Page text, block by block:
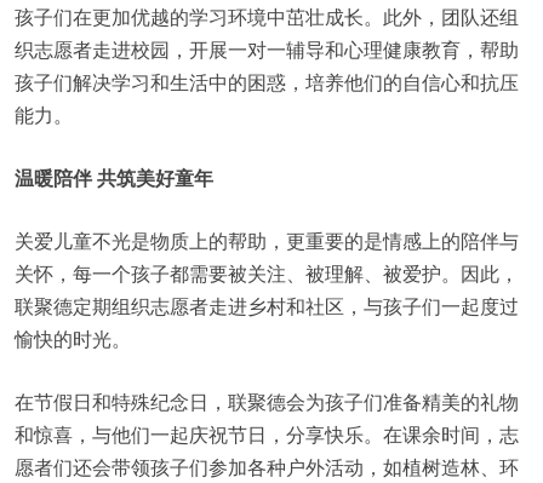
孩子们在更加优越的学习环境中茁壮成长。此外，团队还组
织志愿者走进校园，开展一对一辅导和心理健康教育，帮助
孩子们解决学习和生活中的困惑，培养他们的自信心和抗压
能力。
温暖陪伴 共筑美好童年
关爱儿童不光是物质上的帮助，更重要的是情感上的陪伴与
关怀，每一个孩子都需要被关注、被理解、被爱护。因此，
联聚德定期组织志愿者走进乡村和社区，与孩子们一起度过
愉快的时光。
在节假日和特殊纪念日，联聚德会为孩子们准备精美的礼物
和惊喜，与他们一起庆祝节日，分享快乐。在课余时间，志
愿者们还会带领孩子们参加各种户外活动，如植树造林、环